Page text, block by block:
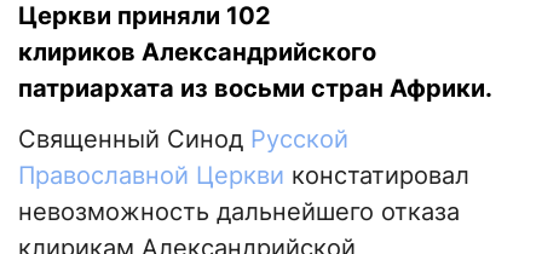
Церкви приняли 102
клириков Александрийского
патриархата из восьми стран Африки.
Священный Синод Русской
Православной Церкви констатировал
невозможность дальнейшего отказа